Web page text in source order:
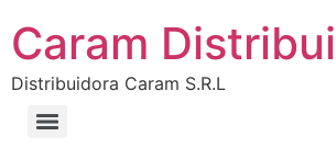
Caram
Distribuidora Caram S.R.L